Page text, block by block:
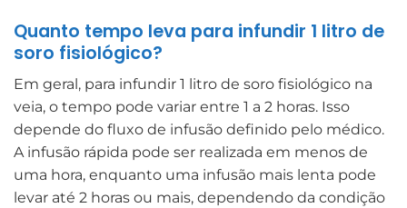
Quanto tempo leva para infundir 1 litro de
soro fisiológico?
Em geral, para infundir 1 litro de soro fisiológico na
veia, o tempo pode variar entre 1 a 2 horas. Isso
depende do fluxo de infusão definido pelo médico.
A infusão rápida pode ser realizada em menos de
uma hora, enquanto uma infusão mais lenta pode
levar até 2 horas ou mais, dependendo da condição